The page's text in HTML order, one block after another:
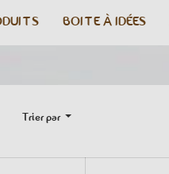
BOITE À IDÉES
Trier par